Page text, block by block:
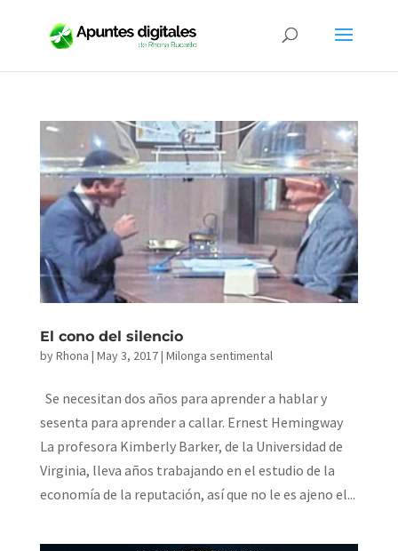
El cono del silencio
byRhona | May 3, 2017| Milonga sentimental
Se necesitan dos años para aprender a hablar y
sesenta para aprender a callar. Ernest Hemingway
La profesora Kimberly Barker, de la Universidad de
Virginia, lleva años trabajando en el estudio de la
economía de la reputación, así que no le es ajeno el...